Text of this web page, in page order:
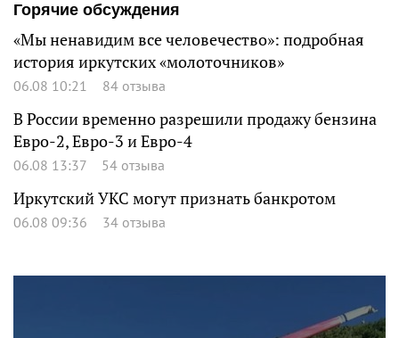
Горячие обсуждения
«Мы ненавидим все человечество»: подробная
история иркутских «молоточников»
06.08 10:21 84 отзыва
В России временно разрешили продажу бензина
Евро-2, Евро-3 и Евро-4
06.08 13:37 54 отзыва
Иркутский УКС могут признать банкротом
06.08 09:36 34 отзыва